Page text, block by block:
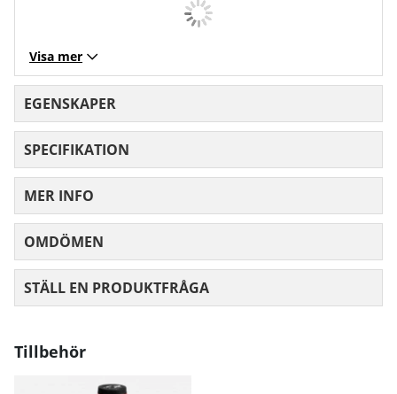
Visa mer
EGENSKAPER
SPECIFIKATION
MER INFO
OMDÖMEN
STÄLL EN PRODUKTFRÅGA
Tillbehör